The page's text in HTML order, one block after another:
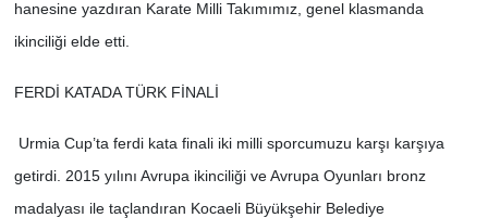
hanesine yazdıran Karate Milli Takımımız, genel klasmanda
ikinciliği elde etti.
FERDİ KATADA TÜRK FİNALİ
Urmia Cup’ta ferdi kata finali iki milli sporcumuzu karşı karşıya
getirdi. 2015 yılını Avrupa ikinciliği ve Avrupa Oyunları bronz
madalyası ile taçlandıran Kocaeli Büyükşehir Belediye